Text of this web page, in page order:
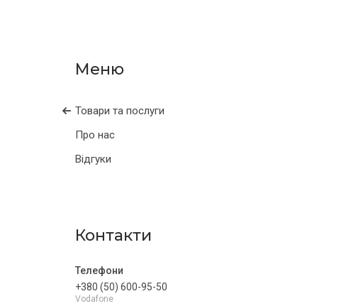
Товари та послуги
Про нас
Відгуки
Контакти
+380 (50) 600-95-50
Vodafone